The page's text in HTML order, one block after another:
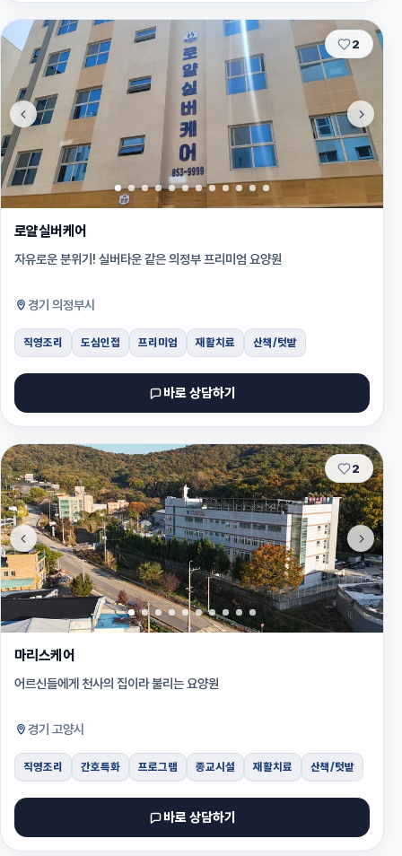
추천 2
로얄실버케어
자유로운 분위기! 실버타운 같은 의정부 프리미엄 요양원
경기 의정부시
직영조리 도심인접 프리미엄 재활치료 산책/텃밭
바로 상담하기
2
마리스케어
어르신들에게 천사의 집이라 불리는 요양원
경기 고양시
직영조리 간호특화 프로그램 종교시설 재활치료 산책/텃밭
바로 상담하기